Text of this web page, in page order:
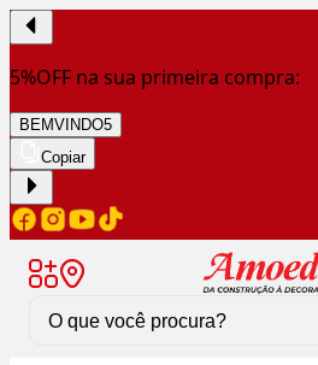
5%OFF na sua primeira compra:
BEMVINDO5
Copiar